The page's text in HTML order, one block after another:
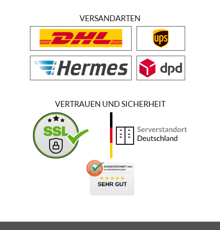
VERSANDARTEN
VERTRAUEN UND SICHERHEIT